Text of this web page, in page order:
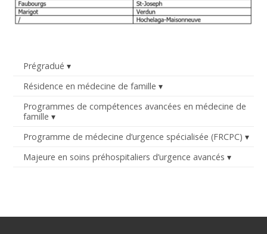
Prégradué
Résidence en médecine de famille
Programmes de compétences avancées en médecine de
famille
Programme de médecine d’urgence spécialisée (FRCPC)
Majeure en soins préhospitaliers d’urgence avancés